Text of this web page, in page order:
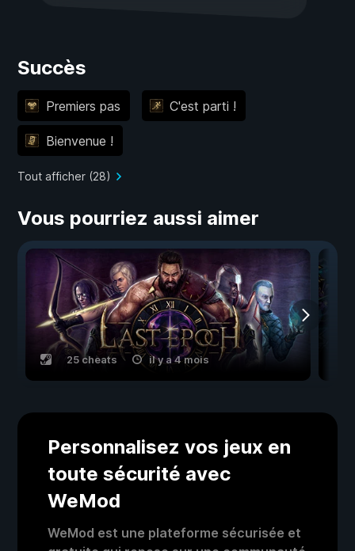
Succès
Premiers pas C'est parti !
Bienvenue !
Tout afficher (28)
Vous pourriez aussi aimer
25 cheats il y a 4 mois
Personnalisez vos jeux en
toute sécurité avec
WeMod
WeMod est une plateforme sécurisée et